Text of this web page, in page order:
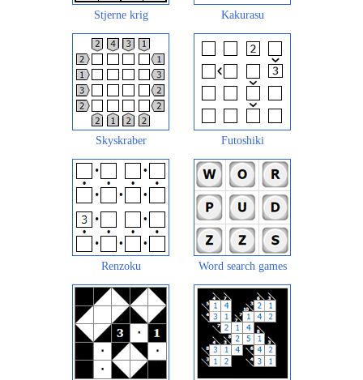
Stjerne krig Kakurasu
Skyskraber Futoshiki
Renzoku Word search games